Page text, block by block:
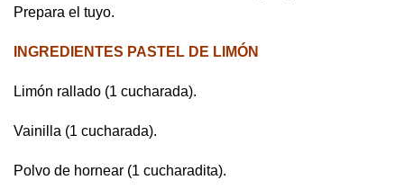
Prepara el tuyo.
INGREDIENTES PASTEL DE LIMÓN
Limón rallado (1 cucharada).
Vainilla (1 cucharada).
Polvo de hornear (1 cucharadita).